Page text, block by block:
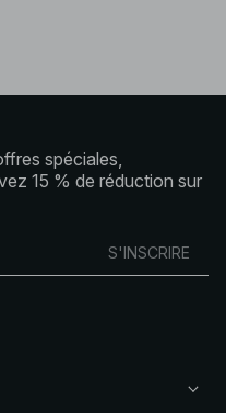
spéciales,
15 % de réduction sur
S'INSCRIRE